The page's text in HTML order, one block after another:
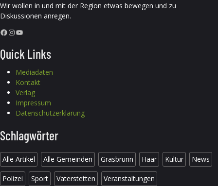
Wir wollen in und mit der Region etwas bewegen und zu
Diskussionen anregen.
Facebook InstagramYouTube
Quick Links
Mediadaten
Kontakt
Verlag
Impressum
Datenschutzerklärung
Schlagwörter
Alle Artikel Alle Gemeinden Grasbrunn Haar Kultur News
Polizei Sport Vaterstetten Veranstaltungen